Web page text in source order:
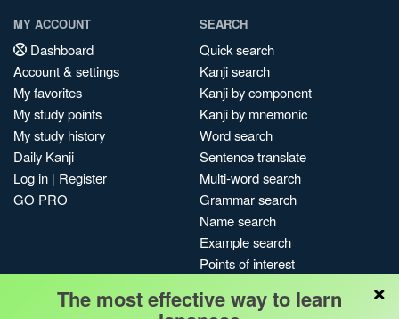
MY ACCOUNT
Dashboard
Account & settings
My favorites
My study points
My study history
Daily Kanji
Log in | Register
GO PRO
SEARCH
Quick search
Kanji search
Kanji by component
Kanji by mnemonic
Word search
Sentence translate
Multi-word search
Grammar search
Name search
Example search
Points of interest
My search history
×
The most effective way to learn